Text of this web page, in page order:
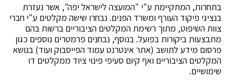
בתחרות, המתקיימת ע"י "המועצה לישראל יפה", אשר נעזרת
בנציגי פיקוד העורף ומשרד הפנים. נבחרו שישה מקלטים ע"י חברי
צוות השיפוט, מתוך רשימת המקלטים הציבוריים ברשות בהם
מתבצעות ביקורות בפועל. בנוסף, נבחנים פרמטרים נוספים כגון
פרסום מידע לתושב (אתר אינטרנט עמוד הפייסבוק ועוד) בנושא
המקלטים הציבוריים ואף קיום סעיפי פינוי ציוד ממקלטים דו
שימושיים.